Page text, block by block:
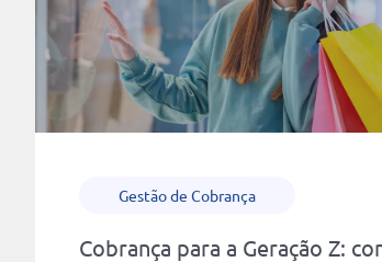
Gestão de Cobrança
Cobrança para a Geração Z: